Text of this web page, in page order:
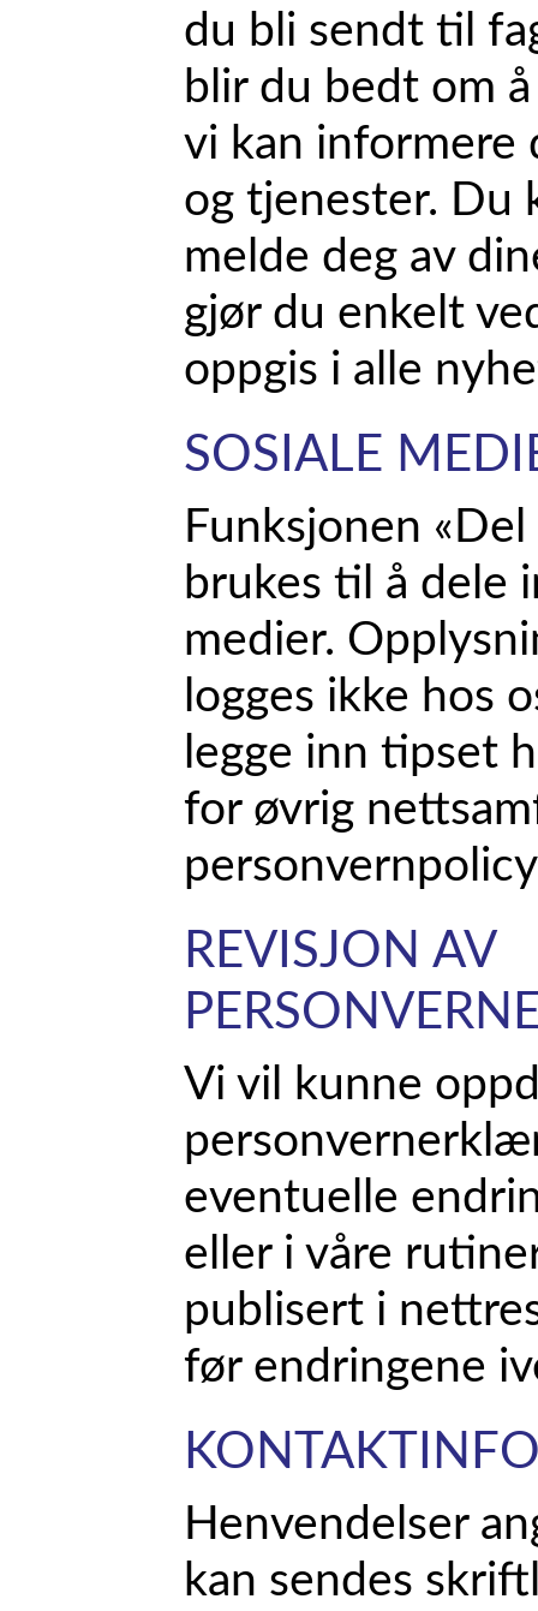
du bli sendt til
blir du bedt om
vi kan informere
og tjenester. Du
melde deg av
gjør du enkelt
oppgis i alle
SOSIALE
Funksjonen
brukes til å dele
medier.
logges ikke hos
legge inn tipset
for øvrig
REVISJON AV
Vi vil kunne
eventuelle
eller i våre
publisert i
før endringene
Henvendelser
kan sendes